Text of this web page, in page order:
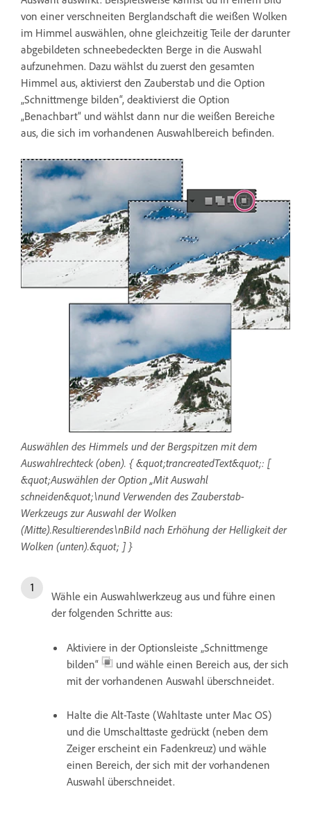
von einer verschneiten Berglandschaft die weißen Wolken
im Himmel auswählen, ohne gleichzeitig Teile der darunter
abgebildeten schneebedeckten Berge in die Auswahl
aufzunehmen. Dazu wählst du zuerst den gesamten
Himmel aus, aktivierst den Zauberstab und die Option
„Schnittmenge bilden“, deaktivierst die Option
„Benachbart“ und wählst dann nur die weißen Bereiche
aus, die sich im vorhandenen Auswahlbereich befinden.
Auswählen des Himmels und der Bergspitzen mit dem
Auswahlrechteck (oben). { &quot;trancreatedText&quot;: [
&quot;Auswählen der Option „Mit Auswahl
schneiden&quot;\nund Verwenden des Zauberstab-
Werkzeugs zur Auswahl der Wolken
(Mitte).Resultierendes\nBild nach Erhöhung der Helligkeit der
Wolken (unten).&quot; ] }
Wähle ein Auswahlwerkzeug aus und führe einen
der folgenden Schritte aus:
Aktiviere in der Optionsleiste „Schnittmenge
bilden“
und wähle einen Bereich aus, der sich
mit der vorhandenen Auswahl überschneidet.
Halte die Alt-Taste (Wahltaste unter Mac OS)
und die Umschalttaste gedrückt (neben dem
Zeiger erscheint ein Fadenkreuz) und wähle
einen Bereich, der sich mit der vorhandenen
Auswahl überschneidet.